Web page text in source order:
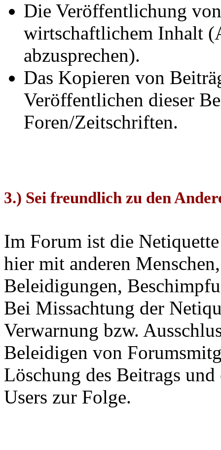
Die Veröffentlichung
wirtschaftlichem Inhalt
abzusprechen).
Das Kopieren von
Veröffentlichen dieser
Foren/Zeitschriften.
3.) Sei freundlich zu den
Im Forum ist die
hier mit anderen
Beleidigungen,
Bei Missachtung der
Verwarnung bzw.
Beleidigen von
Löschung des Beitrags
Users zur Folge.